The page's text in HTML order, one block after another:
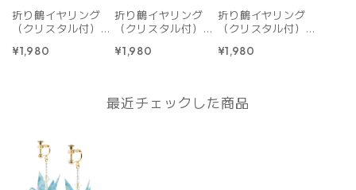
折り鶴イヤリング
（クリスタル付）｜
¥1,980
折り鶴イヤリング
（クリスタル付）｜
¥1,980
折り鶴イヤリング
（クリスタル付）｜
¥1,980
最近チェックした商品